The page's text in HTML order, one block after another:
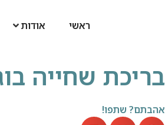
ראשי אודות
בריכת שחייה
אהבתם? שתפו!